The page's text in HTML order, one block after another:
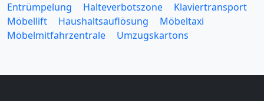
Entrümpelung
Halteverbotszone
Klaviertransport
Möbellift
Haushaltsauflösung
Möbeltaxi
Möbelmitfahrzentrale
Umzugskartons